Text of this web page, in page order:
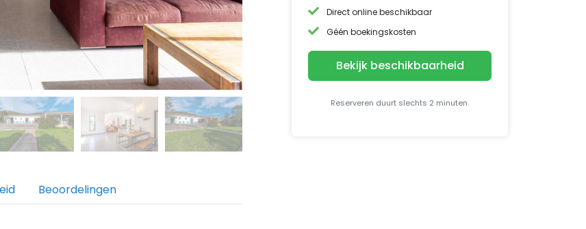
Beoordelingen
Direct online beschikbaar
Géén boekingskosten
Bekijk beschikbaarheid
Reserveren duurt slechts 2 minuten.